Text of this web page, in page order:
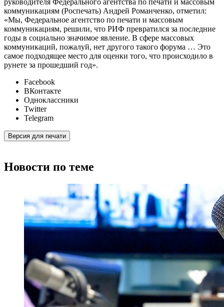
руководителя Федерального агентства по печати и массовым
коммуникациям (Роспечать) Андрей Романченко, отметил:
«Мы, Федеральное агентство по печати и массовым
коммуникациям, решили, что РИФ превратился за последние
годы в социально значимое явление. В сфере массовых
коммуникаций, пожалуй, нет другого такого форума … Это
самое подходящее место для оценки того, что происходило в
рунете за прошедший год».
Facebook
ВКонтакте
Одноклассники
Twitter
Telegram
Версия для печати
Новости по теме